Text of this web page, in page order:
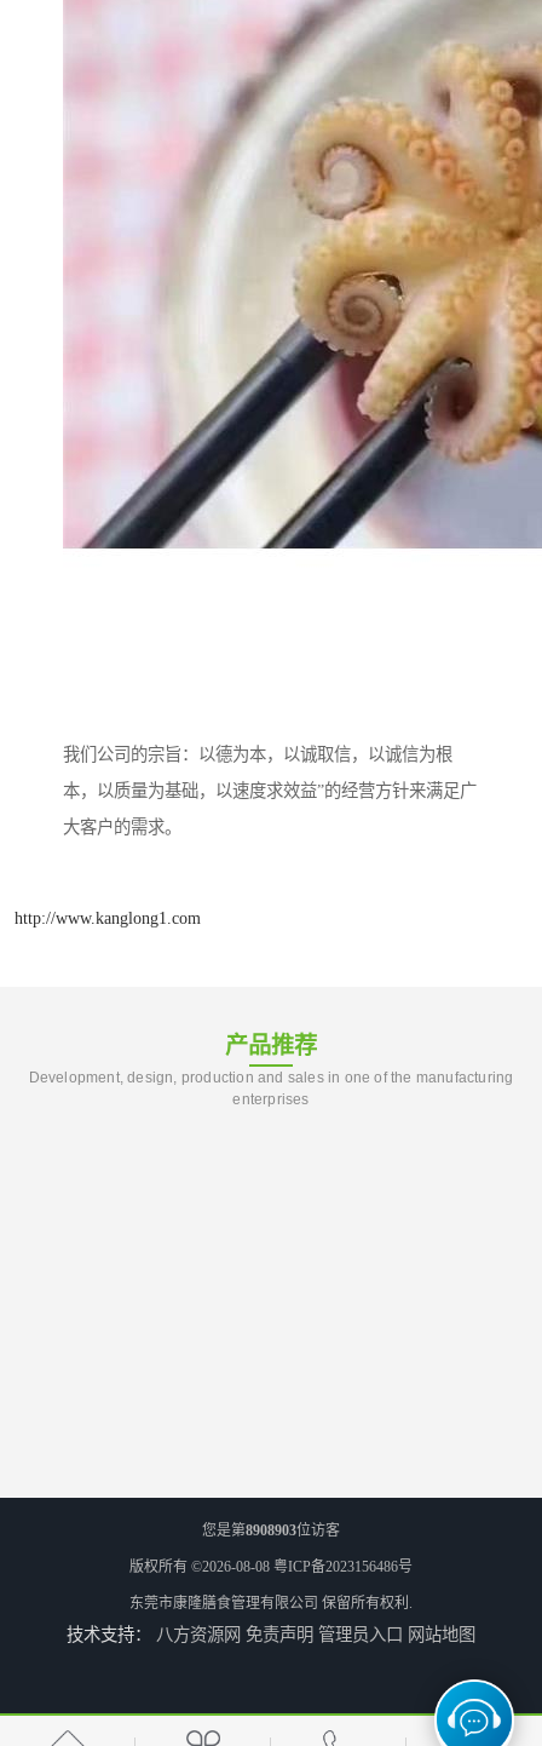
我们公司的宗旨：以德为本，以诚取信，以诚信为根
本，以质量为基础，以速度求效益”的经营方针来满足广
大客户的需求。
http://www.kanglong1.com
产品推荐
Development, design, production and sales in one of the manufacturing
enterprises
您是第8908903位访客
版权所有 ©2026-08-08 粤ICP备2023156486号
东莞市康隆膳食管理有限公司 保留所有权利.
技术支持： 八方资源网 免责声明 管理员入口 网站地图